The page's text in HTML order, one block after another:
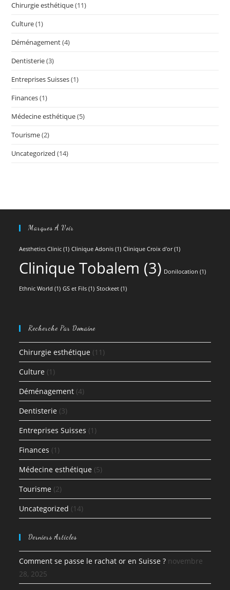
Chirurgie esthétique(11)
Culture(1)
Déménagement(4)
Dentisterie(3)
Entreprises Suisses(1)
Finances(1)
Médecine esthétique(5)
Tourisme(2)
Uncategorized (14)
Marques À Voir
Aesthetics Clinic (1) Clinique Adonis (1) Clinique Croix d'or(1)
Clinique Tobalem (3) Donilocation (1)
Ethnic World (1) GS et Fils (1) Stockeet (1)
Recherche Par Domaine
Chirurgie esthétique (11)
Culture (1)
Déménagement (4)
Dentisterie (3)
Entreprises Suisses (1)
Finances (1)
Médecine esthétique (5)
Tourisme (2)
Uncategorized (14)
Derniers Articles
Comment se passe le rachat or en Suisse ? novembre
28, 2025